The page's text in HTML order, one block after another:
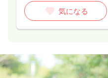
気になる